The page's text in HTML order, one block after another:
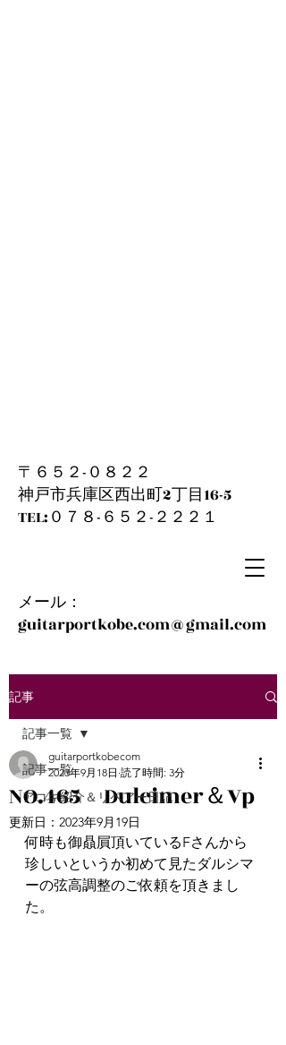
〒６５２-０８２２
神戸市兵庫区西出町2丁目16-5
​TEL:０７８-６５２-２２２１
メール：
guitarportkobe.com@gmail.com
記事
記事一覧
アコギ紹介＆リペアー日記
記事一覧
NO.465 Dulcimer＆Vp
guitarportkobecom
2023年9月18日 読了時間: 3分
更新日： 2023年9月19日
何時も御贔屓頂いているFさんから
珍しいというか初めて見たダルシマ
ーの弦高調整のご依頼を頂きまし
た。